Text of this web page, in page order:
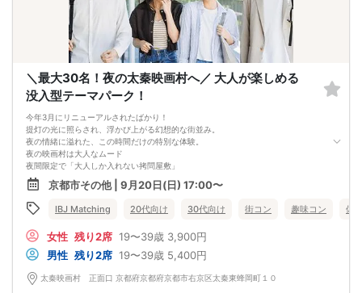
＼最大30名！夜の太秦映画村へ／ 大人が楽しめる
没入型テーマパーク！
今年3月にリニューアルされたばかり！
提灯の光に照らされ、浮かび上がる幻想的な街並み。
夜の情緒に溢れた、この時間だけの特別な体験。
夜の映画村は大人なムード
夜間限定で「大人しか入れない拷問屋敷」
「丁半博打(R₋18)」といった京の町の
裏側を感じられる体験をご用意。
また、お酒が楽しめるお店もございます♪
※「丁半博打(R₋18)」の体験は抽選になり、
男女混合のグループで散策
途中グループチェンジを行い、
全員の異性とご交流いただけます♪
連絡先交換は自由！
観光気分で素敵な出会いを♡
京都市その他 | 9月20日(日) 17:00〜
IBJ Matching 20代向け 30代向け 街コン 趣味コン 体
女性 残り2席 19〜39歳 3,900円
男性 残り2席 19〜39歳 5,400円
太秦映画村 正面口 京都府京都府京都市右京区太秦東蜂岡町１０